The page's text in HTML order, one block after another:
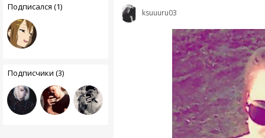
Подписался (1)
Подписчики (3)
ksuuuru03